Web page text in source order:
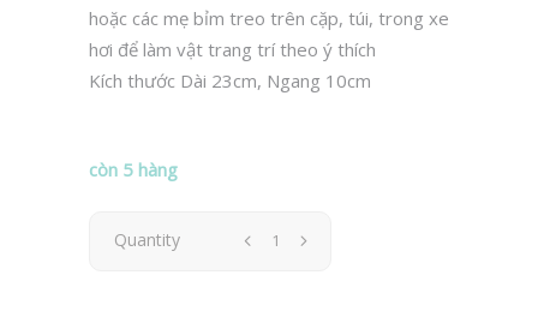
hoặc các mẹ bỉm treo trên cặp, túi, trong xe
hơi để làm vật trang trí theo ý thích
Kích thước Dài 23cm, Ngang 10cm
còn 5 hàng
Quantity